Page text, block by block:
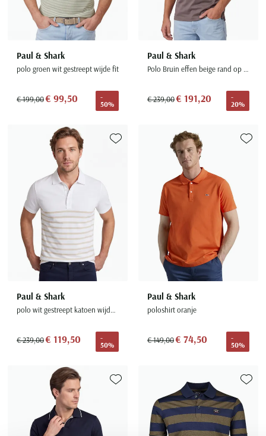
Paul & Shark
polo groen wit gestreept wijde fit
€ 199,00€ 99,50
-
50%
Paul & Shark
Polo Bruin effen beige rand op boord
€ 239,00€ 191,20
-
20%
Paul & Shark
polo wit gestreept katoen wijde fit
€ 239,00€ 119,50
-
50%
Toevoegen aan favorieten
Paul & Shark
poloshirt oranje
€ 149,00€ 74,50
-
50%
Toevoegen aan favorieten